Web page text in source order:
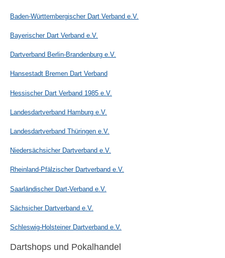
Baden-Württembergischer Dart Verband e.V.
Bayerischer Dart Verband e.V.
Dartverband Berlin-Brandenburg e.V.
Hansestadt Bremen Dart Verband
Hessischer Dart Verband 1985 e.V.
Landesdartverband Hamburg e.V.
Landesdartverband Thüringen e.V.
Niedersächsicher Dartverband e.V.
Rheinland-Pfälzischer Dartverband e.V.
Saarländischer Dart-Verband e.V.
Sächsicher Dartverband e.V.
Schleswig-Holsteiner Dartverband e.V.
Dartshops und Pokalhandel